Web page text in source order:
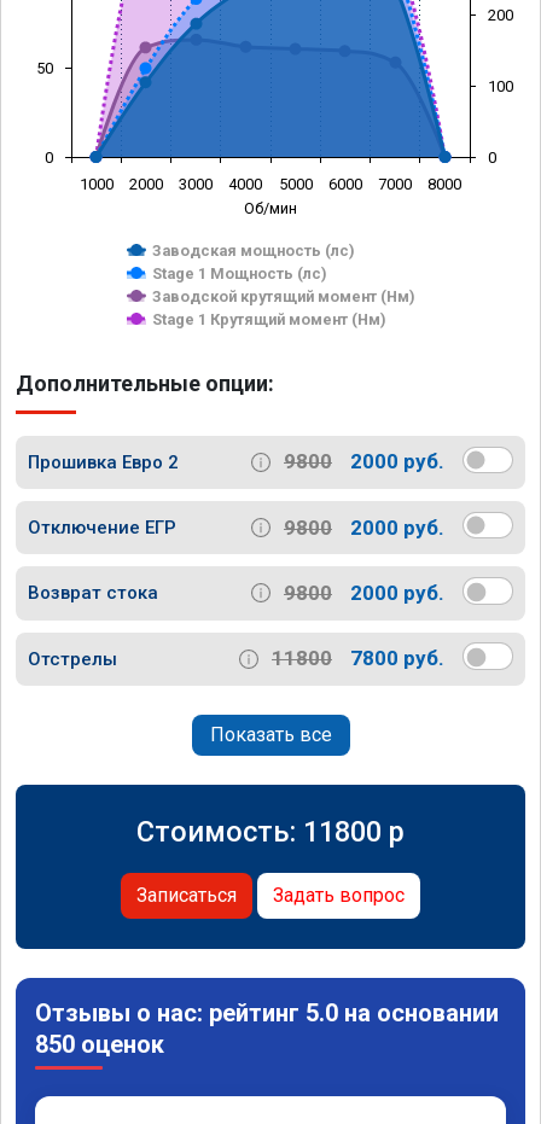
Об/мин
Заводская мощность (лс)
Stage 1 Мощность (лс)
Заводской крутящий момент (Нм)
Stage 1 Крутящий момент (Нм)
1000 2000 3000 4000 5000 6000 7000 8000
0
50
0
100
200
Дополнительные опции:
Прошивка Евро 2 9800 2000 руб.
Отключение ЕГР 9800 2000 руб.
Возврат стока 9800 2000 руб.
Отстрелы 11800 7800 руб.
Показать все
Стоимость: 11800 p
Записаться Задать вопрос
Отзывы о нас: рейтинг 5.0 на основании
850 оценок